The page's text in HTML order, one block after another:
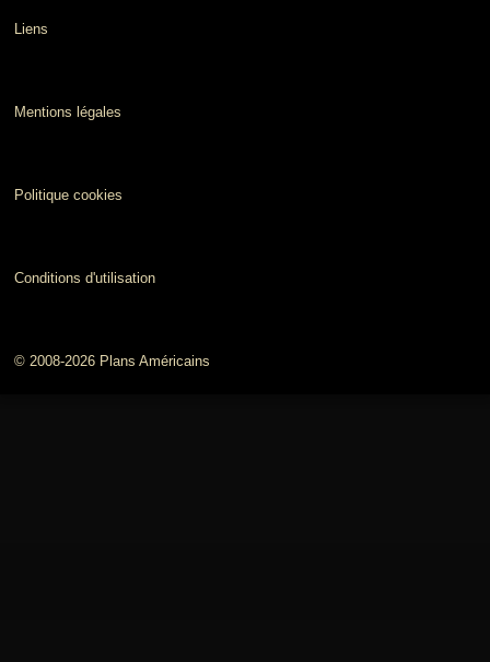
Liens
Mentions légales
Politique cookies
Conditions d'utilisation
© 2008-2026 Plans Américains